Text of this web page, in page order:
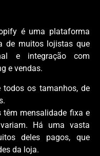
é uma plataforma
de muitos lojistas que
e integração com
e vendas.
todos os tamanhos, de
têm mensalidade fixa e
Há uma vasta
deles pagos, que
da loja.